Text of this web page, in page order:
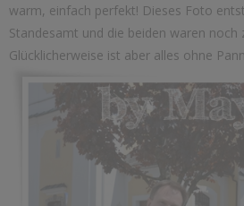
warm, einfach perfekt! Dieses Foto
Standesamt und die beiden waren noch
Glücklicherweise ist aber alles ohne